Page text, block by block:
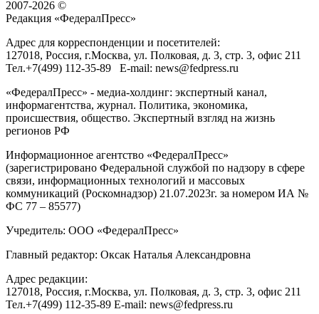
2007-2026 ©
Редакция «ФедералПресс»
Адрес для корреспонденции и посетителей:
127018, Россия, г.Москва, ул. Полковая, д. 3, стр. 3, офис 211
Тел.+7(499) 112-35-89 E-mail: news@fedpress.ru
«ФедералПресс» - медиа-холдинг: экспертный канал,
информагентства, журнал. Политика, экономика,
происшествия, общество. Экспертный взгляд на жизнь
регионов РФ
Информационное агентство «ФедералПресс»
(зарегистрировано Федеральной службой по надзору в сфере
связи, информационных технологий и массовых
коммуникаций (Роскомнадзор) 21.07.2023г. за номером ИА №
ФС 77 – 85577)
Учредитель: ООО «ФедералПресс»
Главный редактор: Оксак Наталья Александровна
Адрес редакции:
127018, Россия, г.Москва, ул. Полковая, д. 3, стр. 3, офис 211
Тел.+7(499) 112-35-89 E-mail: news@fedpress.ru